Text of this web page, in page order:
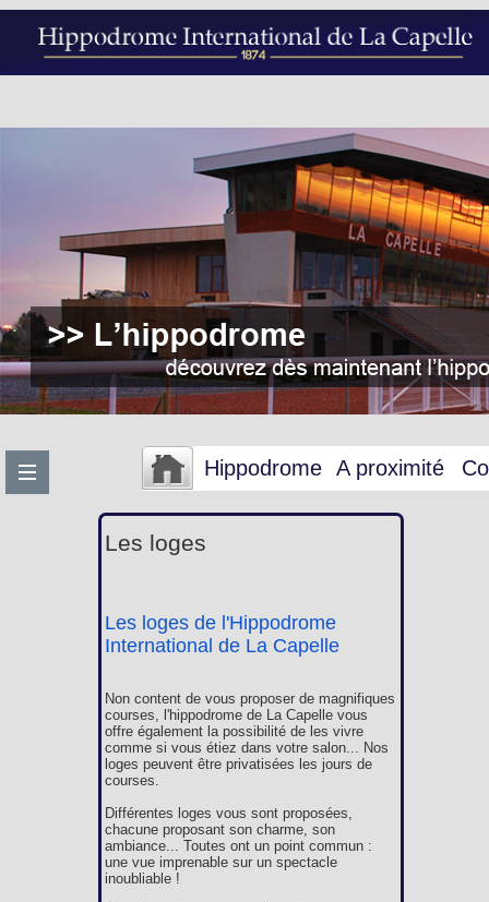
Hippodrome A proximité
Les loges
Les loges de l'Hippodrome
International de La Capelle
Non content de vous proposer de magnifiques
courses, l'hippodrome de La Capelle vous
offre également la possibilité de les vivre
comme si vous étiez dans votre salon... Nos
loges peuvent être privatisées les jours de
courses.
Différentes loges vous sont proposées,
chacune proposant son charme, son
ambiance... Toutes ont un point commun :
une vue imprenable sur un spectacle
inoubliable !